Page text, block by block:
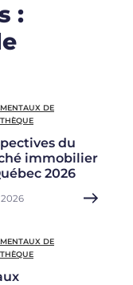
:
DE
du
immobilier
2026
2026
DE